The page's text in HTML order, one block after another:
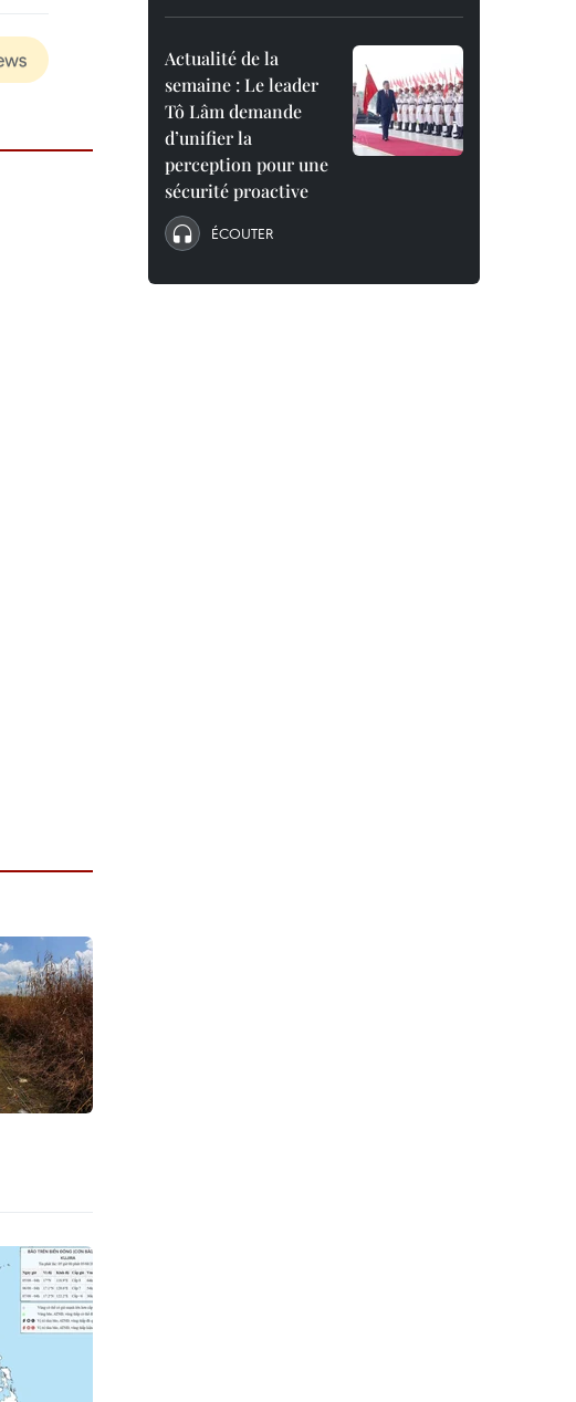
Actualité de la
semaine : Le leader
Tô Lâm demande
d’unifier la
perception pour une
sécurité proactive
ÉCOUTER